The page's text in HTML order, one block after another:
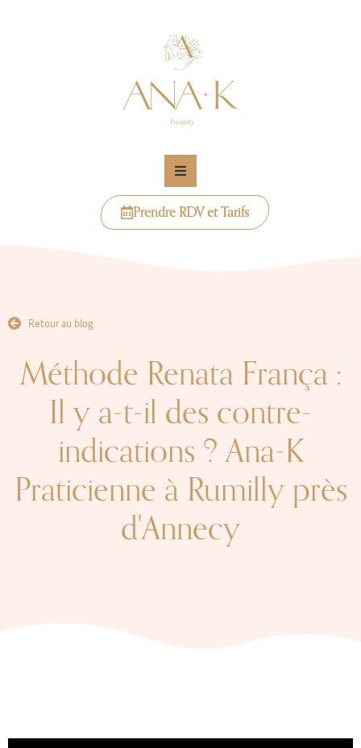
Prendre RDV et Tarifs
Retour au blog
Méthode Renata França :
Il y a-t-il des contre-
indications ? Ana-K
Praticienne à Rumilly près
d'Annecy